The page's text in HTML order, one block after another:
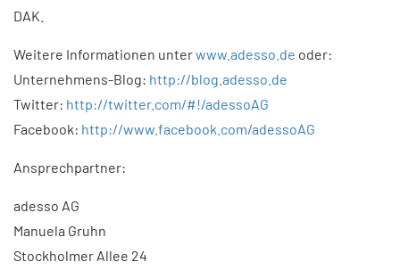
DAK.
Weitere Informationen unterwww.adesso.de oder:
Unternehmens-Blog: http://blog.adesso.de
Twitter: http://twitter.com/#!/adessoAG
Facebook: http://www.facebook.com/adessoAG
Ansprechpartner:
adesso AG
Manuela Gruhn
Stockholmer Allee 24